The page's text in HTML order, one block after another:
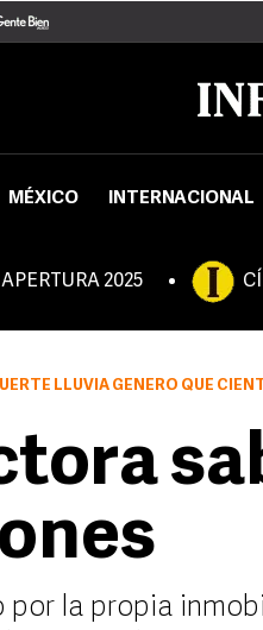
MÉXICO INTERNACIONAL
2025
GENERÓ QUE CIENTOS DE CASAS EN LA
la propia